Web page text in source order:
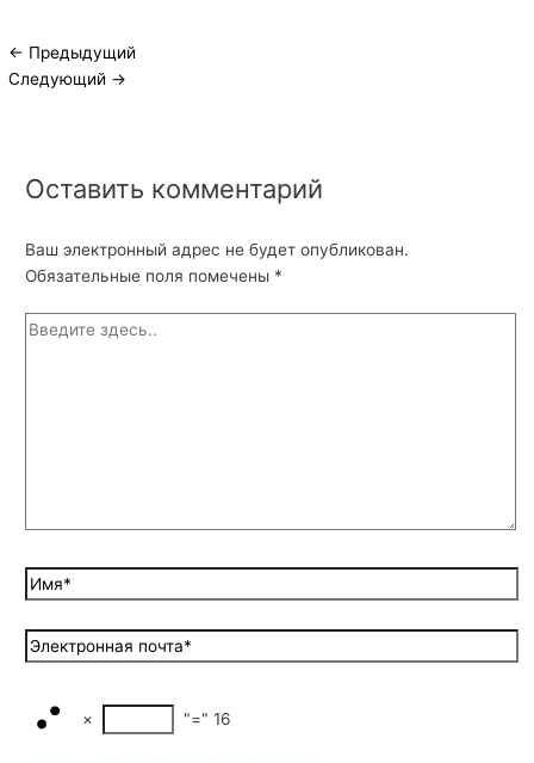
← Предыдущий
Следующий →
Оставить комментарий
Ваш электронный адрес не будет опубликован.
Обязательные поля помечены *
× "=" 16